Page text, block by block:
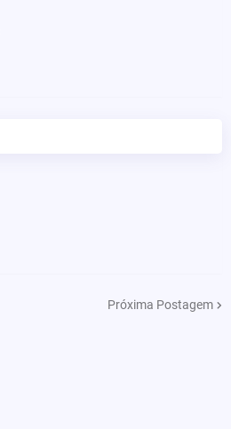
Próxima Postagem